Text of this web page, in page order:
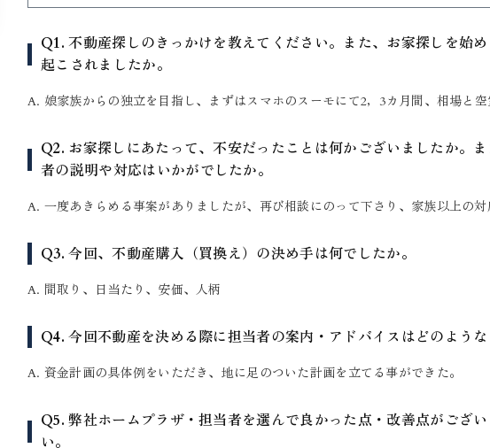
Q1. 不動産探しのきっかけを教えてください。また、お家探しを始
起こされましたか。
A. 娘家族からの独立を目指し、まずはスマホのスーモにて2，3カ月間、相場と
Q2. お家探しにあたって、不安だったことは何かございましたか。
者の説明や対応はいかがでしたか。
A. 一度あきらめる事案がありましたが、再び相談にのって下さり、家族以上の対
Q3. 今回、不動産購入（買換え）の決め手は何でしたか。
A. 間取り、日当たり、安価、人柄
Q4. 今回不動産を決める際に担当者の案内・アドバイスはどのような
A. 資金計画の具体例をいただき、地に足のついた計画を立てる事ができた。
Q5. 弊社ホームプラザ・担当者を選んで良かった点・改善点がござ
い。